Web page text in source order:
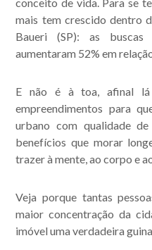
mais tem crescido dentro
Baueri (SP): as
aumentaram 52% em
E não é à toa, afinal lá
empreendimentos para
urbano com qualidade
benefícios que morar
trazer à mente, ao corpo e
Veja porque tantas
maior concentração da
imóvel uma verdadeira